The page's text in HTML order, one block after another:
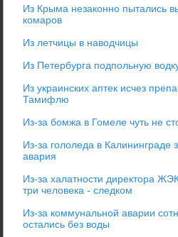
Из Крыма незаконно пытались
комаров
Из летчицы в наводчицы
Из Петербурга подпольную
Из украинских аптек исчез
Тамифлю
Из-за бомжа в Гомеле чуть не
Из-за гололеда в Калининграде
авария
Из-за халатности директора
три человека - следком
Из-за коммунальной аварии
остались без воды